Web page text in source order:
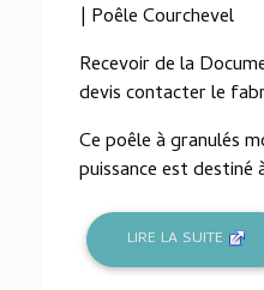
| Poêle Courchevel
Recevoir de la
devis contacter le
Ce poêle à granulés
puissance est destiné
LIRE LA SUITE